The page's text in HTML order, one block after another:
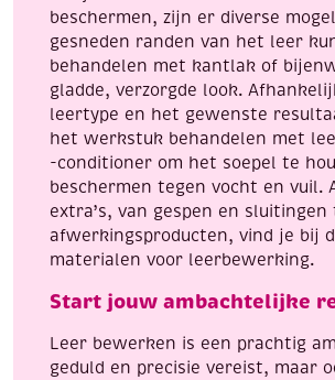
beschermen, zijn er diverse
gesneden randen van het leer
behandelen met kantlak of
gladde, verzorgde look.
leertype en het gewenste
het werkstuk behandelen met
-conditioner om het soepel te
beschermen tegen vocht en vuil.
extra’s, van gespen en
afwerkingsproducten, vind je bij
materialen voor leerbewerking.
Start jouw ambachtelijke
Leer bewerken is een prachtig
geduld en precisie vereist, maar